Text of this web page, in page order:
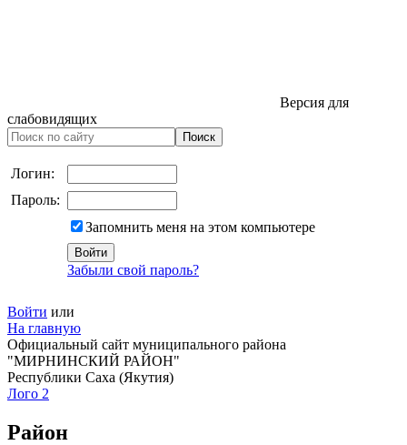
Версия для
слабовидящих
Логин:
Пароль:
Запомнить меня на этом компьютере
Забыли свой пароль?
Войти или
На главную
Официальный сайт муниципального района
"МИРНИНСКИЙ РАЙОН"
Республики Саха (Якутия)
Лого 2
Район